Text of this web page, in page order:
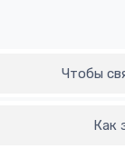
Чтобы
Как